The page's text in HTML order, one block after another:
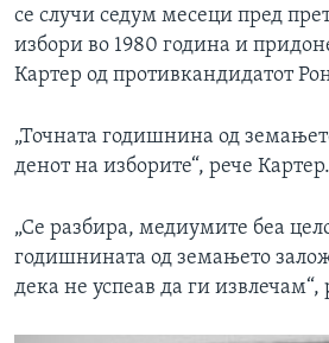
се случи седум месеци пред
избори во 1980 година и
Картер од противкандидатот
„Точната годишнина од
денот на изборите“, рече Картер.
„Се разбира, медиумите беа
годишнината од земањето
дека не успеав да ги извлечам“,